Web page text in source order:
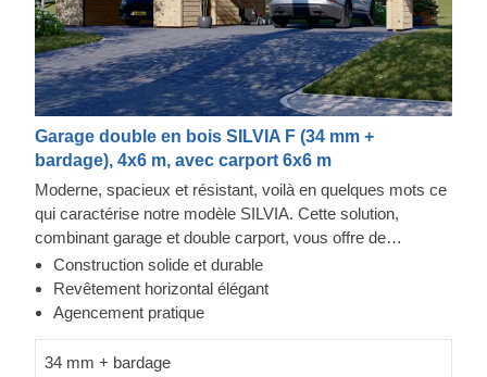
Garage double en bois SILVIA F (34 mm +
bardage), 4x6 m, avec carport 6x6 m
Moderne, spacieux et résistant, voilà en quelques mots ce
qui caractérise notre modèle SILVIA. Cette solution,
combinant garage et double carport, vous offre de
nombreuses possibilités. Vous pouvez choisir d'y
stationner vos véhicules, ou bien de complètement
transformer l'espace supplémentaire pour l'utiliser à votre
indépendant, et le carport peut faire office d'une zone de
Construction solide et durable
Revêtement horizontal élégant
Agencement pratique
34 mm + bardage